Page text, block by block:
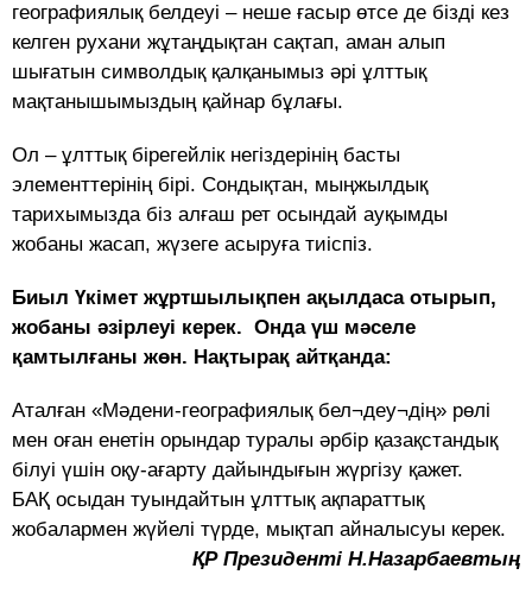
географиялық белдеуі – неше ғасыр өтсе де бізді кез
келген рухани жұтаңдықтан сақтап, аман алып
шығатын символдық қалқанымыз әрі ұлттық
мақтанышымыздың қайнар бұлағы.
Ол – ұлттық бірегейлік негіздерінің басты
элементтерінің бірі. Сондықтан, мыңжылдық
тарихымызда біз алғаш рет осындай ауқымды
жобаны жасап, жүзеге асыруға тиіспіз.
Биыл Үкімет жұртшылықпен ақылдаса отырып,
жобаны әзірлеуі керек. Онда үш мәселе
қамтылғаны жөн. Нақтырақ айтқанда:
Аталған «Мәдени-географиялық бел¬деу¬дің» рөлі
мен оған енетін орындар туралы әрбір қазақстандық
білуі үшін оқу-ағарту дайындығын жүргізу қажет.
БАҚ осыдан туындайтын ұлттық ақпараттық
жобалармен жүйелі түрде, мықтап айналысуы керек.
ҚР Президенті Н.Назарбаевтың